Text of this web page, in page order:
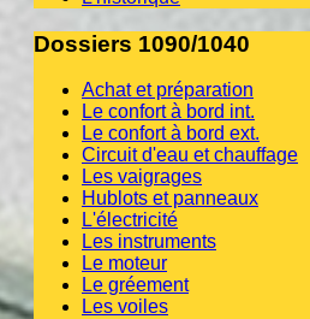
Dossiers 1090/1040
Achat et préparation
Le confort à bord int.
Le confort à bord ext.
Circuit d'eau et chauffage
Les vaigrages
Hublots et panneaux
L'électricité
Les instruments
Le moteur
Le gréement
Les voiles